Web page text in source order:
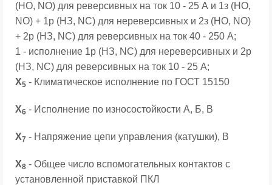
(НО, NO) для реверсивных на ток 10 - 25 А и 1з (НО,
NO) + 1р (НЗ, NC) для нереверсивных и 2з (НО, NO)
+ 2р (НЗ, NC) для реверсивных на ток 40 - 250 А;
1 - исполнение 1р (НЗ, NC) для нереверсивных и 2р
(НЗ, NC) для реверсивных на ток 10 - 25 А;
Х5 - Климатическое исполнение по ГОСТ 15150
Х6 - Исполнение по износостойкости А, Б, В
Х7 - Напряжение цепи управления (катушки), В
Х8 - Общее число вспомогательных контактов с
установленной приставкой ПКЛ